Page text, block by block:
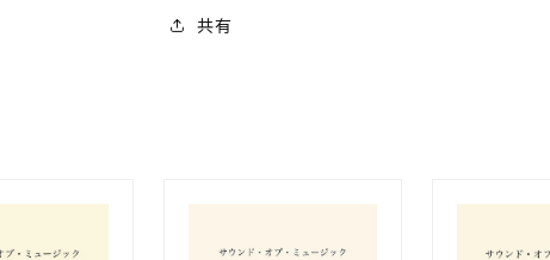
共有